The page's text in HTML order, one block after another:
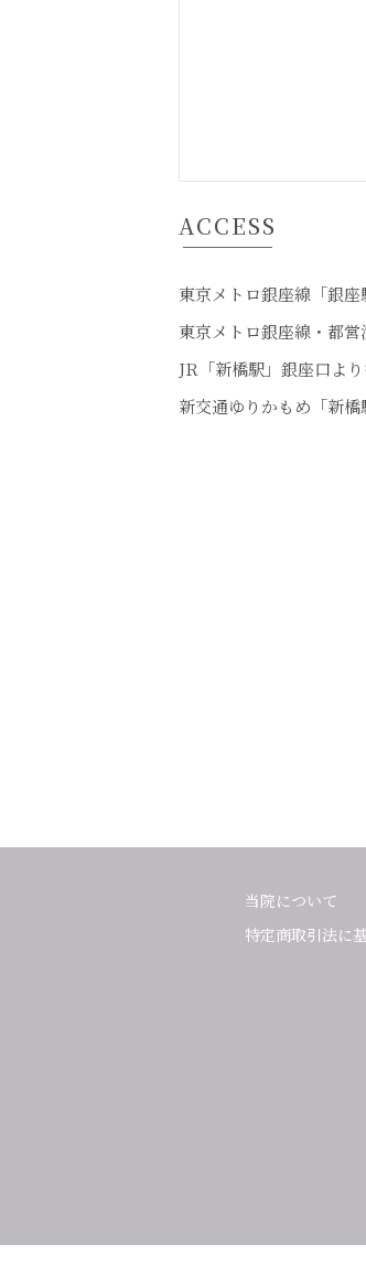
ACCESS
東京メトロ銀座線「銀
東京メトロ銀座線・都
JR「新橋駅」銀座口よ
新交通ゆりかもめ「新
当院について
特定商取引法に